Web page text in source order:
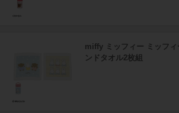
miffy ミッフィー ミッフ
ンドタオル2枚組